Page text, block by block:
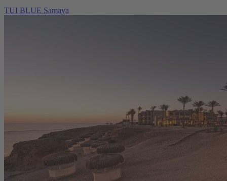
TUI BLUE Samaya